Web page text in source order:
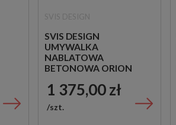
SVIS DESIGN
UMYWALKA
NABLATOWA
BETONOWA ORION
BIAŁA
1 375,00 zł
szt.